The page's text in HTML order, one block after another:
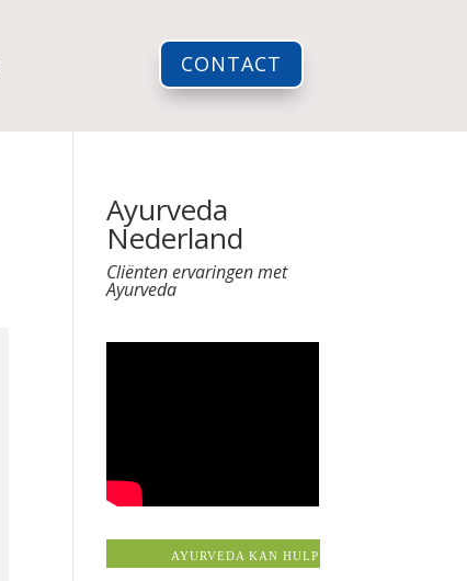
CONTACT
Ayurveda
Nederland
Cliënten ervaringen met
Ayurveda
AYURVEDA KAN HULP BIEDEN BIJ: